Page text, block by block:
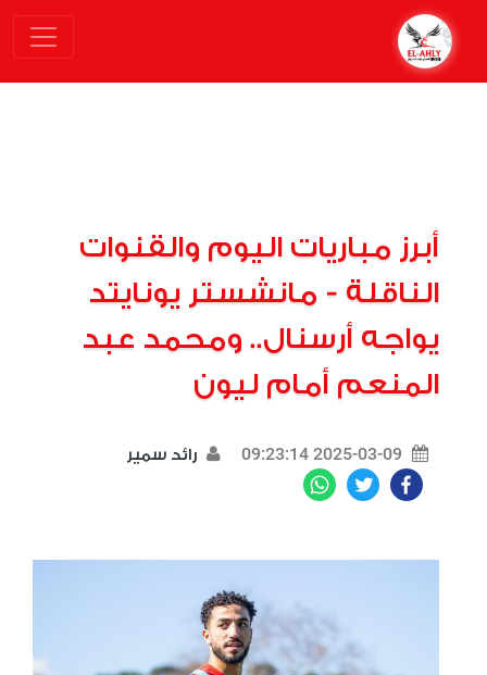
أبرز مباريات اليوم والقنوات
الناقلة - مانشستر يونايتد
يواجه أرسنال.. ومحمد عبد
المنعم أمام ليون
2025-03-09 09:23:14 رائد سمير
Facebook
Twitter